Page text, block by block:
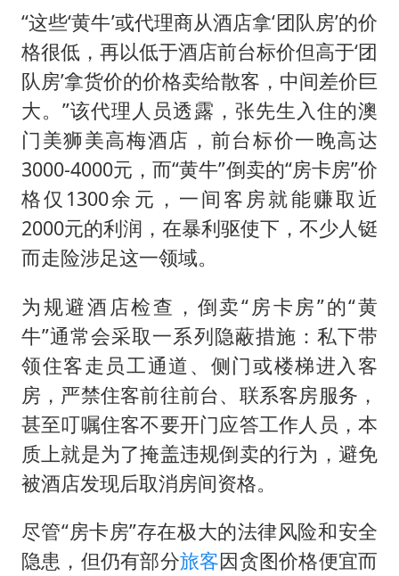
“这些‘黄牛’或代理商从酒店拿‘团队房’的价
格很低，再以低于酒店前台标价但高于‘团
队房’拿货价的价格卖给散客，中间差价巨
大。”该代理人员透露，张先生入住的澳
门美狮美高梅酒店，前台标价一晚高达
3000-4000元，而“黄牛”倒卖的“房卡房”价
格仅1300余元，一间客房就能赚取近
2000元的利润，在暴利驱使下，不少人铤
而走险涉足这一领域。
为规避酒店检查，倒卖“房卡房”的“黄
牛”通常会采取一系列隐蔽措施：私下带
领住客走员工通道、侧门或楼梯进入客
房，严禁住客前往前台、联系客房服务，
甚至叮嘱住客不要开门应答工作人员，本
质上就是为了掩盖违规倒卖的行为，避免
被酒店发现后取消房间资格。
尽管“房卡房”存在极大的法律风险和安全
隐患，但仍有部分旅客因贪图价格便宜而